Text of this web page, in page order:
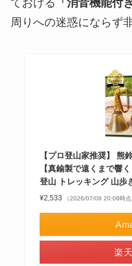
ておける 「消音機能付
周りへの迷惑にならず
【プロ登山家推奨】 熊
【真鍮製で遠くまで響
登山 トレッキング 山歩
¥2,533 （2026/07/08 20:08時点
楽